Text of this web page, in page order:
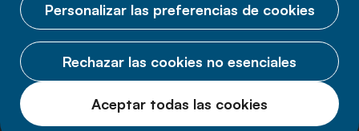
Personalizar las preferencias de cookies
Rechazar las cookies no esenciales
Aceptar todas las cookies
Todos los derechos reservados.